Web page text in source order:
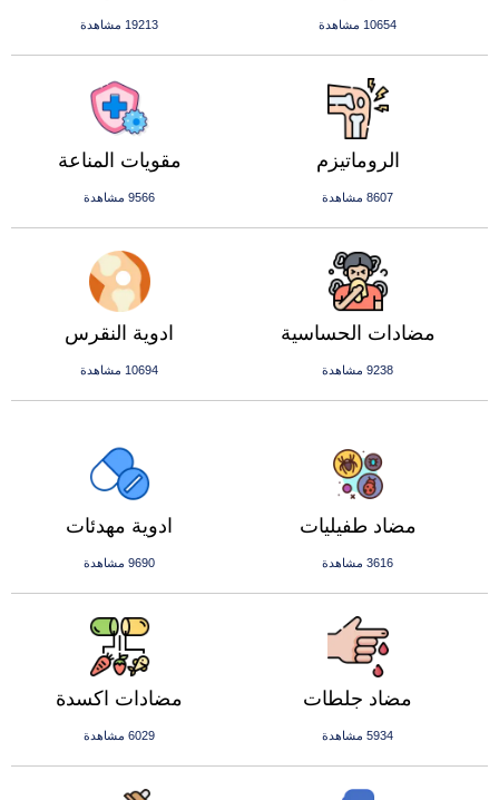
19213 مشاهدة 10654 مشاهدة
مقويات المناعة
9566 مشاهدة
الروماتيزم
8607 مشاهدة
ادوية النقرس
10694 مشاهدة
مضادات الحساسية
9238 مشاهدة
ادوية مهدئات
9690 مشاهدة
مضاد طفيليات
3616 مشاهدة
مضادات اكسدة
6029 مشاهدة
مضاد جلطات
5934 مشاهدة